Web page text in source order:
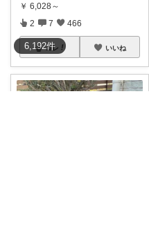
6,192件
￥ 6,028～
2 7 466
コレ いいね